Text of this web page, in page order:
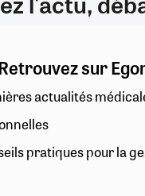
sur
actualités
pratiques pour la